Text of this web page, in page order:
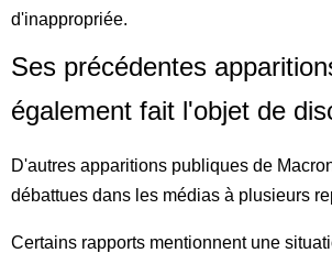
d'inappropriée.
Ses précédentes
également fait l'objet de
D'autres apparitions publiques de
débattues dans les médias à plusieurs
Certains rapports mentionnent une